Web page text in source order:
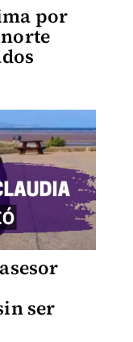
por
ser